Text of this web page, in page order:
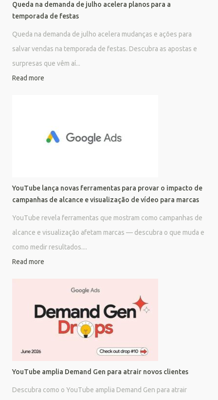
Queda na demanda de julho acelera planos para a
temporada de festas
Queda na demanda de julho acelera mudanças e ações para
salvar vendas na temporada de festas. Descubra as apostas e
surpresas que vêm aí...
Read more
YouTube lança novas ferramentas para provar o impacto de
campanhas de alcance e visualização de vídeo para marcas
YouTube revela ferramentas que mostram como campanhas de
alcance e visualização afetam marcas — descubra o que muda e
como medir resultados....
Read more
YouTube amplia Demand Gen para atrair novos clientes
Descubra como o YouTube amplia Demand Gen para atrair